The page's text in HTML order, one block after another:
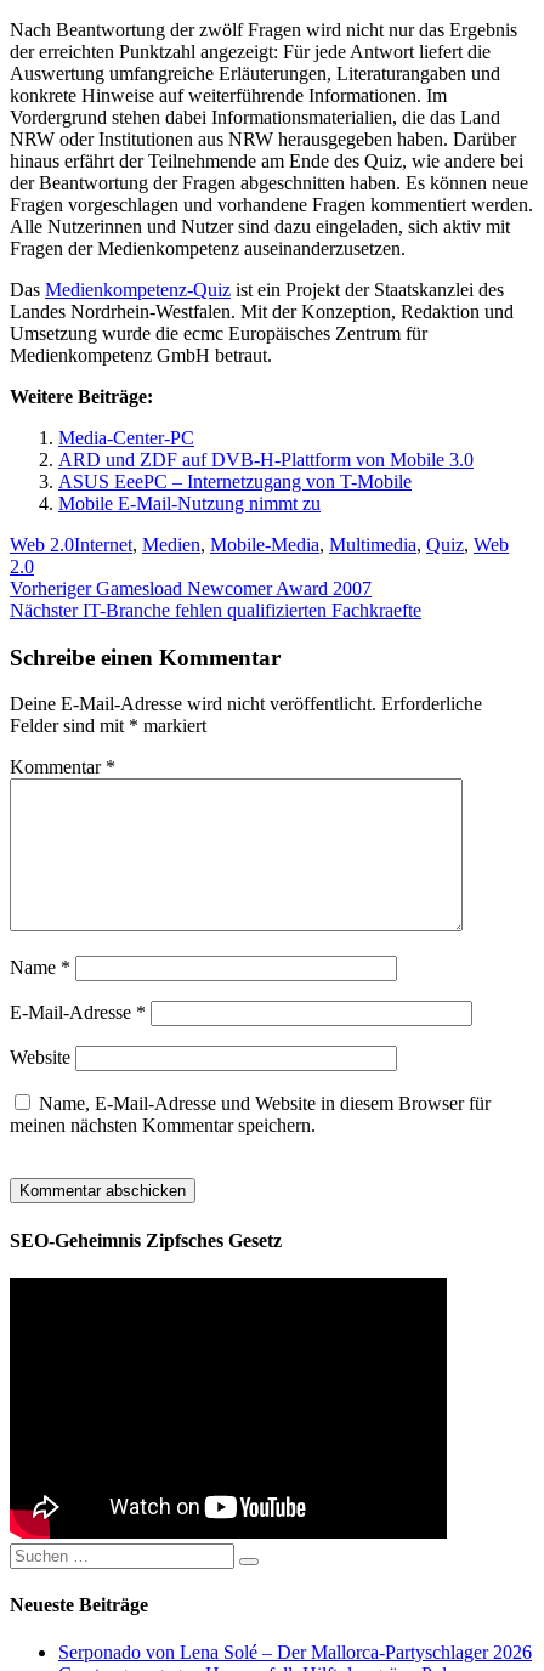
Nach Beantwortung der zwölf Fragen wird nicht nur das Ergebnis
der erreichten Punktzahl angezeigt: Für jede Antwort liefert die
Auswertung umfangreiche Erläuterungen, Literaturangaben und
konkrete Hinweise auf weiterführende Informationen. Im
Vordergrund stehen dabei Informationsmaterialien, die das Land
NRW oder Institutionen aus NRW herausgegeben haben. Darüber
hinaus erfährt der Teilnehmende am Ende des Quiz, wie andere bei
der Beantwortung der Fragen abgeschnitten haben. Es können neue
Fragen vorgeschlagen und vorhandene Fragen kommentiert werden.
Alle Nutzerinnen und Nutzer sind dazu eingeladen, sich aktiv mit
Fragen der Medienkompetenz auseinanderzusetzen.
Das Medienkompetenz-Quiz ist ein Projekt der Staatskanzlei des
Landes Nordrhein-Westfalen. Mit der Konzeption, Redaktion und
Umsetzung wurde die ecmc Europäisches Zentrum für
Medienkompetenz GmbH betraut.
Weitere Beiträge:
Media-Center-PC
ARD und ZDF auf DVB-H-Plattform von Mobile 3.0
ASUS EeePC – Internetzugang von T-Mobile
Mobile E-Mail-Nutzung nimmt zu
Kategorien
Web 2.0Schlagwörter
Internet, Medien, Mobile-Media, Multimedia, Quiz, Web
2.0
Beitragsnavigation
VorherigerVorheriger
Beitrag:
Gamesload Newcomer Award 2007
NächsterNächster
IT-Branche fehlen qualifizierten Fachkraefte
Schreibe einen Kommentar
Deine E-Mail-Adresse wird nicht veröffentlicht. Erforderliche
Felder sind mit * markiert
Kommentar *
Name *
E-Mail-Adresse *
Website
Name, E-Mail-Adresse und Website in diesem Browser für
meinen nächsten Kommentar speichern.
SEO-Geheimnis Zipfsches Gesetz
Suchen
nach:
Suchen
Neueste Beiträge
Serponado von Lena Solé – Der Mallorca-Partyschlager 2026